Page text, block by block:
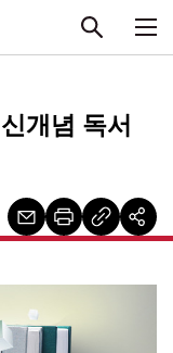
개념 독서